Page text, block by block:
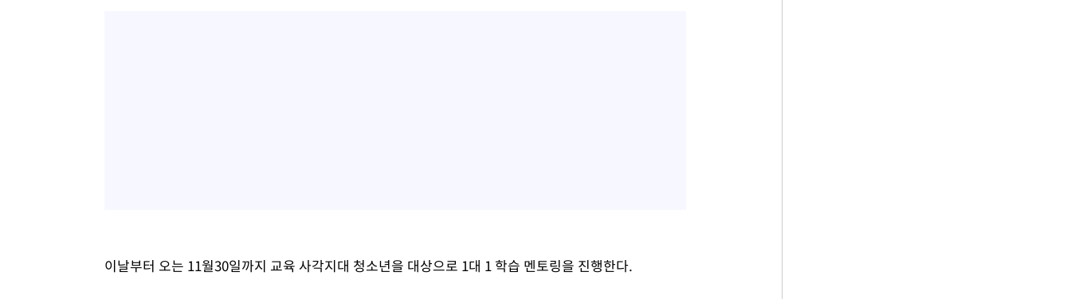
이날부터 오는 11월30일까지 교육 사각지대 청소년을 대상으로 1대 1 학습 멘토링을 진행한다.